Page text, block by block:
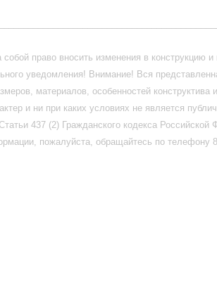
собой право вносить изменения в конструкцию
уведомления! Внимание! Вся
материалов, особенностей конструктива
и ни при каких условиях не является
437 (2) Гражданского кодекса Российской
пожалуйста, обращайтесь по телефону